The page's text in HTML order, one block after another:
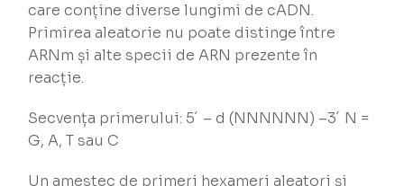
care conține diverse lungimi de cADN.
Primirea aleatorie nu poate distinge între
ARNm și alte specii de ARN prezente în
reacție.
Secvența primerului: 5´ – d (NNNNNN) –3´ N =
G, A, T sau C
Un amestec de primeri hexameri aleatori și